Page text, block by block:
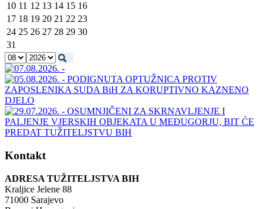
10 11 12 13 14 15 16
17 18 19 20 21 22 23
24 25 26 27 28 29 30
31
Kontakt
ADRESA TUŽITELJSTVA BIH
Kraljice Jelene 88
71000 Sarajevo